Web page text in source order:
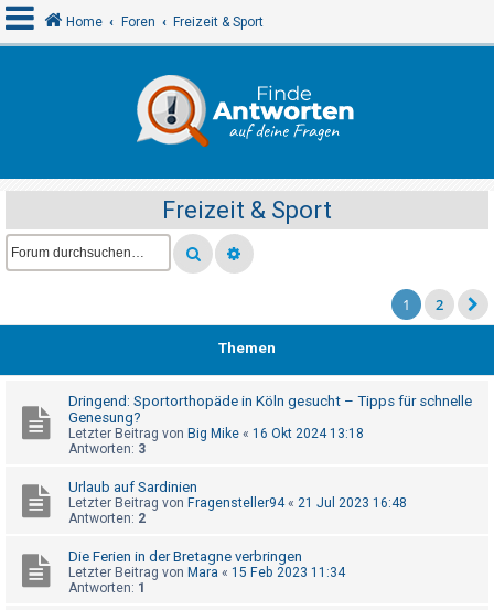
e
l
d
e
R
e
g
s
i
e
Home Foren Freizeit & Sport
Freizeit & Sport
1 2
Themen
Dringend: Sportorthopäde in Köln gesucht – Tipps für schnelle
Genesung?
Letzter Beitrag von Big Mike « 16 Okt 2024 13:18
Antworten: 3
Urlaub auf Sardinien
Letzter Beitrag von Fragensteller94« 21 Jul 2023 16:48
Antworten: 2
Die Ferien in der Bretagne verbringen
Letzter Beitrag von Mara « 15 Feb 2023 11:34
Antworten: 1